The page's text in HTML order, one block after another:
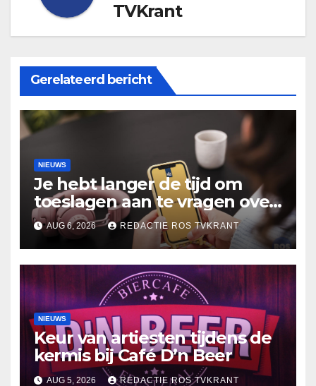
TVKrant
Gerelateerd bericht
NIEUWS
Je hebt langer de tijd om
toeslagen aan te vragen over
2025
AUG 6, 2026 REDACTIE ROS TVKRANT
NIEUWS
Keur van artiesten tijdens de
kermis bij Café D’n Beer
AUG 5, 2026 REDACTIE ROS TVKRANT